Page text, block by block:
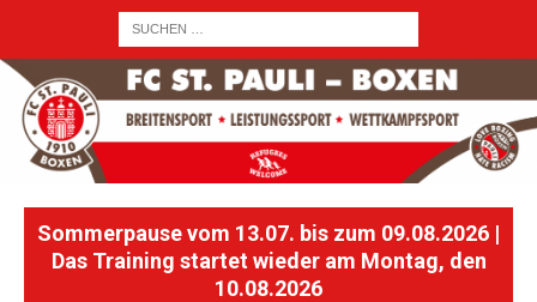
Sommerpause vom 13.07. bis zum 09.08.2026 |
Das Training startet wieder am Montag, den
10.08.2026